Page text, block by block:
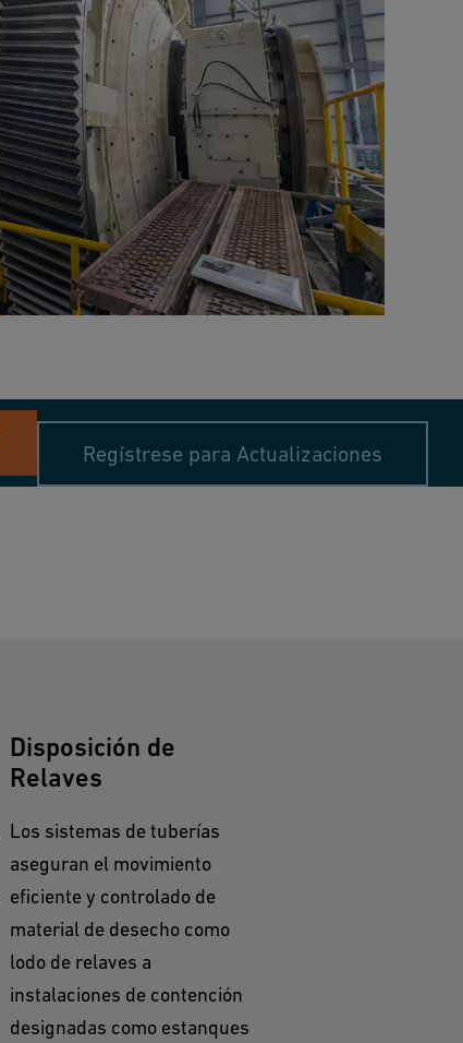
Regístrese para Actualizaciones
Disposición de
Relaves
Los sistemas de tuberías
aseguran el movimiento
eficiente y controlado de
material de desecho como
lodo de relaves a
instalaciones de contención
designadas como estanques